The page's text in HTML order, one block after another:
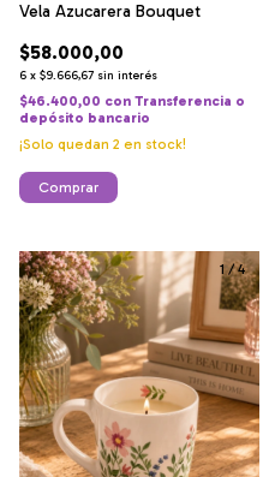
Vela Azucarera Bouquet
$58.000,00
6 x $9.666,67 sin interés
$46.400,00 con Transferencia o
depósito bancario
¡Solo quedan 2 en stock!
Comprar
1/4